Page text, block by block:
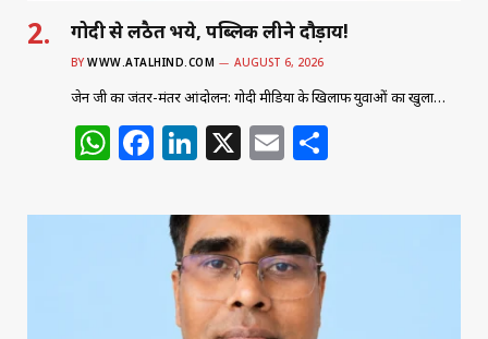
गोदी से लठैत भये, पब्लिक लीने दौड़ाय!
BY WWW.ATALHIND.COM AUGUST 6, 2026
जेन जी का जंतर-मंतर आंदोलन: गोदी मीडिया के खिलाफ युवाओं का खुला…
W
at
F
c
e
b
o
Li
k
e
dI
n
X E
ai
l
ar
e